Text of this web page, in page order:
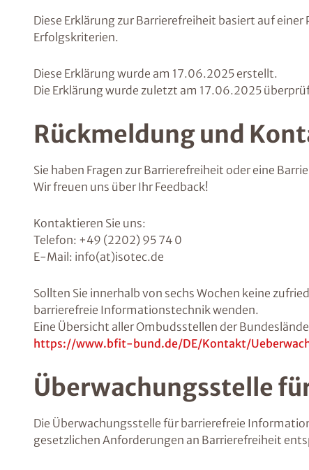
Diese Erklärung zur Barrierefreiheit basiert auf
Erfolgskriterien.
Diese Erklärung wurde am 17.06.2025 erstellt.
Die Erklärung wurde zuletzt am 17.06.2025
Rückmeldung und
Sie haben Fragen zur Barrierefreiheit oder eine
Wir freuen uns über Ihr Feedback!
Kontaktieren Sie uns:
Telefon: +49 (2202) 95 74 0
E-Mail: info(at)isotec.de
Sollten Sie innerhalb von sechs Wochen keine
barrierefreie Informationstechnik wenden.
Eine Übersicht aller Ombudsstellen der
https://www.bfit-bund.de/DE/Kontakt/
Überwachungsstelle
Die Überwachungsstelle für barrierefreie
gesetzlichen Anforderungen an Barrierefreiheit